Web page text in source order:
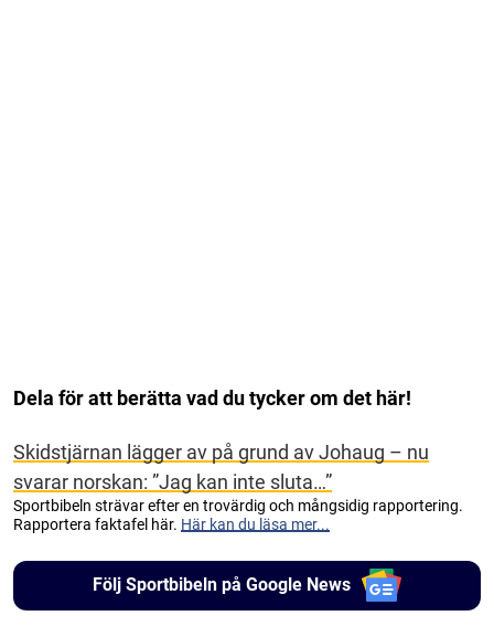
Dela för att berätta vad du tycker om det här!
Skidstjärnan lägger av på grund av Johaug – nu
svarar norskan: ”Jag kan inte sluta…”
Sportbibeln strävar efter en trovärdig och mångsidig rapportering.
Rapportera faktafel här. Här kan du läsa mer...
Följ Sportbibeln på Google News